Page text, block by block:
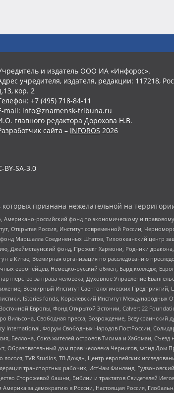
и издатель ООО ИА «Инфорос».
учредителя, издателя, редакции: 117218,
кор. 2
+7 (495) 718-84-11
mail: info@znamensk-tribuna.ru
главного редактора Дорохова Н.В.
сайта – INFOROS 2026
BY-SA-3.0
признана нежелательной на
российский фонд по экономическому и
Открытая Россия, Институт современной России,
Маршалла Соединенных Штатов, Тихоокеанский центр
Джеймстаунский фонд, Прожект Хармони, Родники
Китае, Всемирная организация по расследованию
европейцев, Немецко-русский обмен, Бард колледж,
за права человека, Духовное Управление
Всемирный Институт Саентологических Предприятий,
IStories fonds, Королевский Институт
Европы, Фонд Открытой Эстонии, Calvert 22
Свободная пресса, Возрождение, Всеукраинский
Форум Свободных Народов ПостРоссии,
Беллона, Союз жителей островов Тисима и Хабомаи,
Образовательный дом прав человека Чернигов, Фонд Дом
TVR Studios, ТВ Дождь, Центр европейских
транспортных рабочих, ИстЧам Финланд,
Сторожевой башни, Библии и трактатов Свидетелей
за демократию в России, Настоящая Россия,